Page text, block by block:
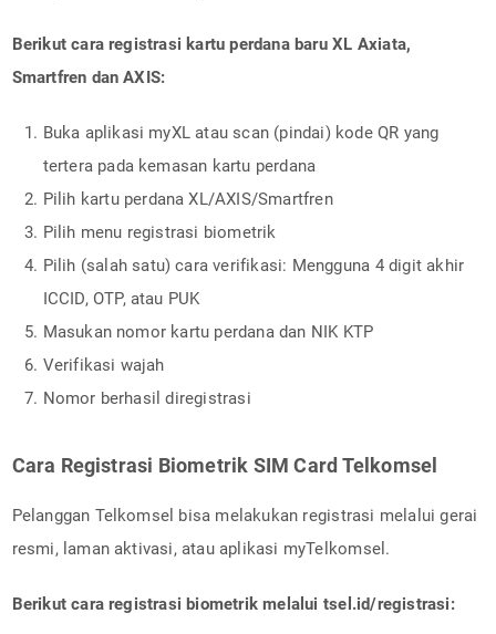
Berikut cara registrasi kartu perdana baru XL Axiata,
Smartfren dan AXIS:
Buka aplikasi myXL atau scan (pindai) kode QR yang
tertera pada kemasan kartu perdana
Pilih kartu perdana XL/AXIS/Smartfren
Pilih menu registrasi biometrik
Pilih (salah satu) cara verifikasi: Mengguna 4 digit akhir
ICCID, OTP, atau PUK
Masukan nomor kartu perdana dan NIK KTP
Verifikasi wajah
Nomor berhasil diregistrasi
Cara Registrasi Biometrik SIM Card Telkomsel
Pelanggan Telkomsel bisa melakukan registrasi melalui gerai
resmi, laman aktivasi, atau aplikasi myTelkomsel.
Berikut cara registrasi biometrik melalui tsel.id/registrasi: